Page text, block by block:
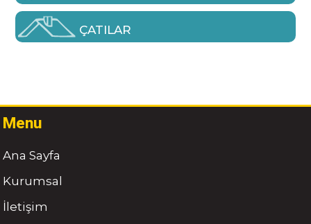
ÇATILAR
Menu
Ana Sayfa
Kurumsal
İletişim